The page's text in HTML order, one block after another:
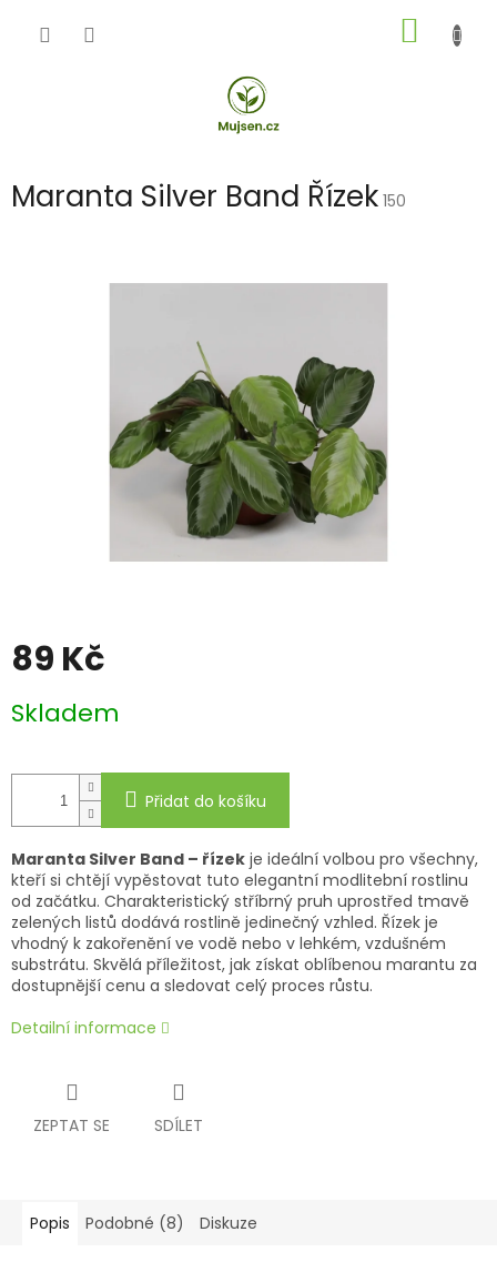
KOŠÍK
Maranta Silver Band Řízek 150
89 Kč
cena:
Skladem
Přidat do košíku
Maranta Silver Band – řízek je ideální volbou pro všechny,
kteří si chtějí vypěstovat tuto elegantní modlitební rostlinu
od začátku. Charakteristický stříbrný pruh uprostřed tmavě
zelených listů dodává rostlině jedinečný vzhled. Řízek je
vhodný k zakořenění ve vodě nebo v lehkém, vzdušném
substrátu. Skvělá příležitost, jak získat oblíbenou marantu za
dostupnější cenu a sledovat celý proces růstu.
Detailní informace
ZEPTAT SE SDÍLET
Popis Podobné (8) Diskuze